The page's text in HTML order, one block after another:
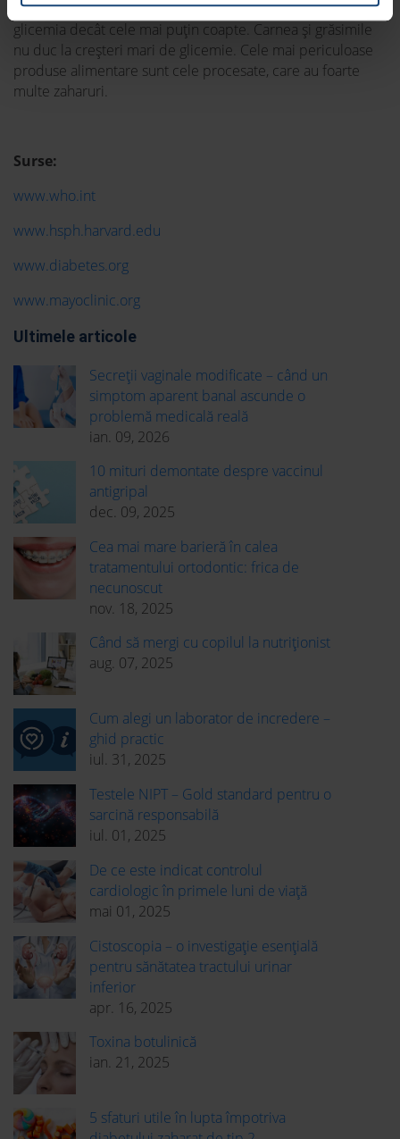
glicemiei. Un alt exemplu: fructele coapte cresc mai mult
glicemia decât cele mai puțin coapte. Carnea și grăsimile
nu duc la creșteri mari de glicemie. Cele mai periculoase
produse alimentare sunt cele procesate, care au foarte
multe zaharuri.
Surse:
www.who.int
www.hsph.harvard.edu
www.diabetes.org
www.mayoclinic.org
Ultimele articole
Secreții vaginale modificate – când un
simptom aparent banal ascunde o
problemă medicală reală
ian. 09, 2026
10 mituri demontate despre vaccinul
antigripal
dec. 09, 2025
Cea mai mare barieră în calea
tratamentului ortodontic: frica de
necunoscut
nov. 18, 2025
Când să mergi cu copilul la nutriționist
aug. 07, 2025
Cum alegi un laborator de incredere –
ghid practic
iul. 31, 2025
Testele NIPT – Gold standard pentru o
sarcină responsabilă
iul. 01, 2025
De ce este indicat controlul
cardiologic în primele luni de viață
mai 01, 2025
Cistoscopia – o investigație esențială
pentru sănătatea tractului urinar
inferior
apr. 16, 2025
Toxina botulinică
ian. 21, 2025
5 sfaturi utile în lupta împotriva